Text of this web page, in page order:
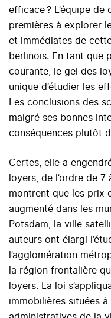
efficace ? L’équipe de
premières à explorer
et immédiates de
berlinois. En tant que
courante, le gel des
unique d’étudier les
Les conclusions des
malgré ses bonnes
conséquences plutôt
Certes, elle a
loyers, de l’ordre de 7
montrent que les prix
augmenté dans les
Potsdam, la ville
auteurs ont élargi
l’agglomération
la région frontalière
loyers. La loi
immobilières situées à